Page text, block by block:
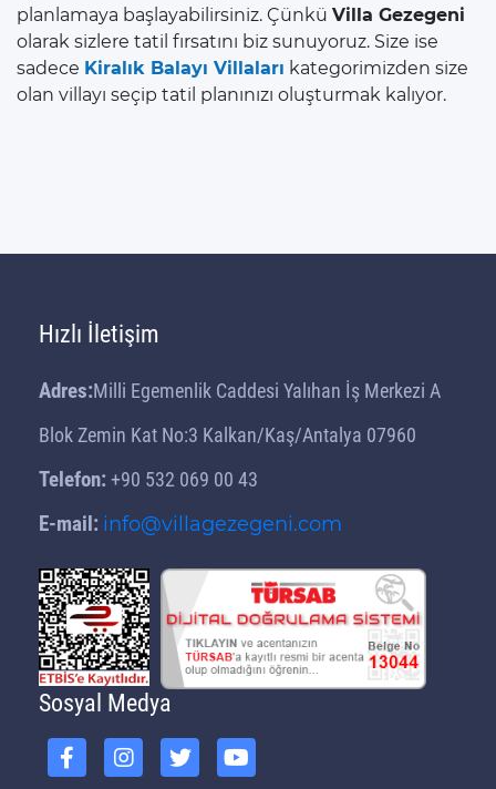
planlamaya başlayabilirsiniz. Çünkü Villa Gezegeni
olarak sizlere tatil fırsatını biz sunuyoruz. Size ise
sadece Kiralık Balayı Villaları kategorimizden size
olan villayı seçip tatil planınızı oluşturmak kalıyor.
Hızlı İletişim
Adres:Milli Egemenlik Caddesi Yalıhan İş Merkezi A
Blok Zemin Kat No:3 Kalkan/Kaş/Antalya 07960
Telefon: +90 532 069 00 43
E-mail: info@villagezegeni.com
Sosyal Medya